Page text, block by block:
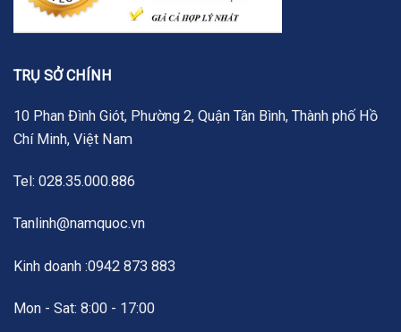
TRỤ SỞ CHÍNH
10 Phan Đình Giót, Phường 2, Quận Tân Bình, Thành phố Hồ
Chí Minh, Việt Nam
Tel: 028.35.000.886
Tanlinh@namquoc.vn
Kinh doanh :0942 873 883
Mon - Sat: 8:00 - 17:00